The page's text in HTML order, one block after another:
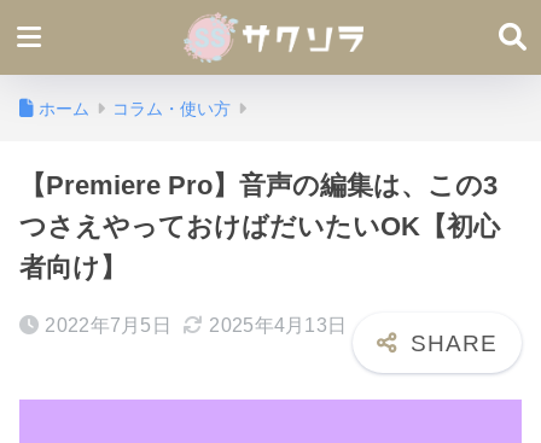
ホーム コラム・使い方
【Premiere Pro】音声の編集は、この3
つさえやっておけばだいたいOK【初心
者向け】
2022年7月5日 2025年4月13日